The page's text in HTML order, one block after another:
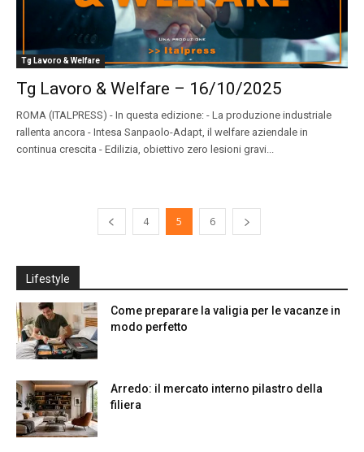
Tg Lavoro & Welfare
Tg Lavoro & Welfare – 16/10/2025
ROMA (ITALPRESS) - In questa edizione: - La produzione industriale
rallenta ancora - Intesa Sanpaolo-Adapt, il welfare aziendale in
continua crescita - Edilizia, obiettivo zero lesioni gravi...
4 5 6
Lifestyle
Come preparare la valigia per le vacanze in
modo perfetto
Arredo: il mercato interno pilastro della
filiera